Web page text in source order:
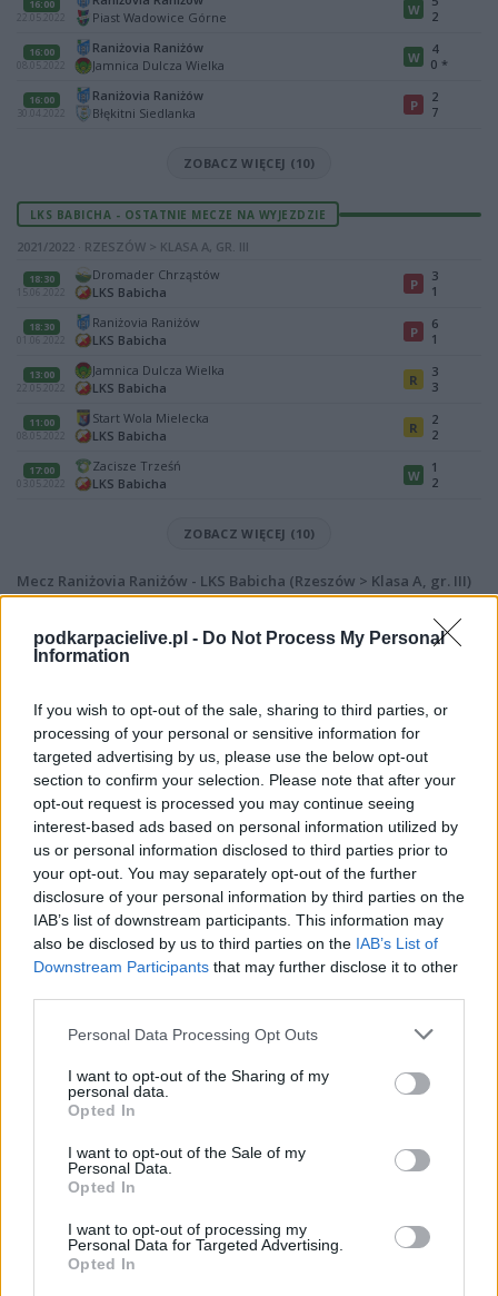
podkarpacielive.pl - Do Not Process My Personal
Information
If you wish to opt-out of the sale, sharing to third parties, or
processing of your personal or sensitive information for
targeted advertising by us, please use the below opt-out
section to confirm your selection. Please note that after your
opt-out request is processed you may continue seeing
interest-based ads based on personal information utilized by
us or personal information disclosed to third parties prior to
your opt-out. You may separately opt-out of the further
disclosure of your personal information by third parties on the
IAB’s list of downstream participants. This information may
also be disclosed by us to third parties on the IAB’s List of
Downstream Participants that may further disclose it to other
Please note that this website/app uses one or more Google
not limited to your visit or usage behaviour. You may click to
grant or deny consent to Google and its third-party tags to
use your data for below specified purposes in below Google
consent section.
Personal Data Processing Opt Outs
I want to opt-out of the Sharing of my
personal data.
Opted In
I want to opt-out of the Sale of my
Personal Data.
Opted In
I want to opt-out of processing my
Personal Data for Targeted Advertising.
Opted In
16:00
22.05.2022
Piast Wadowice Górne
W
2
16:00
08.05.2022
Raniżovia Raniżów
Jamnica Dulcza Wielka
W
4
0 *
16:00
30.04.2022
Raniżovia Raniżów
Błękitni Siedlanka
P
2
7
ZOBACZ WIĘCEJ (10)
LKS BABICHA - OSTATNIE MECZE NA WYJEZDZIE
2021/2022 · RZESZÓW > KLASA A, GR. III
18:30
15.06.2022
Dromader Chrząstów
LKS Babicha
P
3
1
18:30
01.06.2022
Raniżovia Raniżów
LKS Babicha
P
6
1
13:00
22.05.2022
Jamnica Dulcza Wielka
LKS Babicha
R
3
3
11:00
08.05.2022
Start Wola Mielecka
LKS Babicha
R
2
2
17:00
03.05.2022
Zacisze Trześń
LKS Babicha
W
1
2
ZOBACZ WIĘCEJ (10)
Mecz Raniżovia Raniżów - LKS Babicha (Rzeszów > Klasa A, gr. III)
zostanie w ramach Rzeszów > Klasa A, gr. III (30. kolejki - Rzeszów > Klasa
A, gr. III).
bramek, kartki, składy, statystyki i informacje o przebiegu
spotkania. To kompletne źródło danych dla kibiców i pasjonatów
lokalnej piłki nożnej. Jeżeli aktualnie nie widzisz tutaj danych z pewnością
pracujemy nad tym żeby je uzupełnić.
Wynik meczu Raniżovia Raniżów vs LKS Babicha
Po zakończeniu spotkania automatycznie publikujemyoficjalny wynik
spotkania, a także dane meczowe, jeśli są dostępne.
Pełny harmonogram rozgrywek dostępny jest tutaj:Rzeszów > Klasa A,
gr. III - terminarz.
Informacje o składach i strzelcach
W miarę dostępności danych, publikujemyskłady wyjściowe,
aktualizujemy zależnie od poziomu ligi i dostępnych źródeł.
Śledź mecze swojej drużyny
Jeśli jesteś kibicem klubu Raniżovia Raniżów lub LKS Babicha - zaglądaj
tutaj częściej. Nasz serwis regularnie dostarcza informacje o terminach
meczów, wynikach, transferach i newsach klubowych
piłkarskichw województwie. Sprawdź nasze relacje, śledź ulubioną ligę i
bądź na bieżąco z wydarzeniami z boisk!
Raniżovia Raniżów - LKS Babichaodbędzie się w ramach 30.
kolejki - Rzeszów > Klasa A, gr. III. Spotkanie zostanie rozegrane w dniu 01